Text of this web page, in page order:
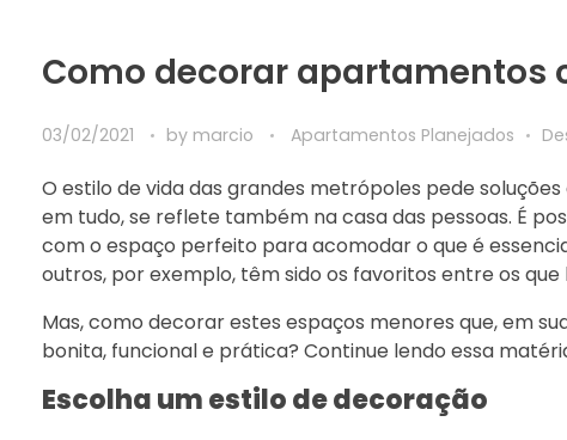
Como decorar apartamentos
03/02/2021 by marcio Apartamentos Planejados
O estilo de vida das grandes metrópoles pede
em tudo, se reflete também na casa das pessoas. É
com o espaço perfeito para acomodar o que é
outros, por exemplo, têm sido os favoritos entre os
Mas, como decorar estes espaços menores que, em
bonita, funcional e prática? Continue lendo essa
Escolha um estilo de decoração